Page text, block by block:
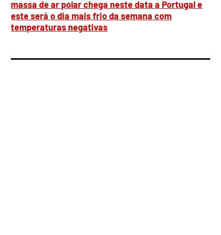
massa de ar polar chega neste data a Portugal e
este será o dia mais frio da semana com
temperaturas negativas